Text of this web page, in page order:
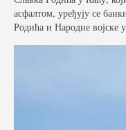
асфалтом, уређују се
Родића и Народне војске